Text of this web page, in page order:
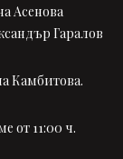
Асенова
Гаралов
Камбитова.
от 11:00 ч.